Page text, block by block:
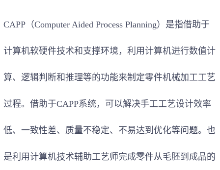
CAPP（Computer Aided Process Planning）是指借助于
计算机软硬件技术和支撑环境，利用计算机进行数值计
算、逻辑判断和推理等的功能来制定零件机械加工工艺
过程。借助于CAPP系统，可以解决手工工艺设计效率
低、一致性差、质量不稳定、不易达到优化等问题。也
是利用计算机技术辅助工艺师完成零件从毛胚到成品的